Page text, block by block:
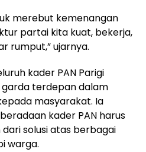
merebut kemenangan
partai kita kuat, bekerja,
rumput,” ujarnya.
kader PAN Parigi
terdepan dalam
masyarakat. Ia
kader PAN harus
solusi atas berbagai
warga.